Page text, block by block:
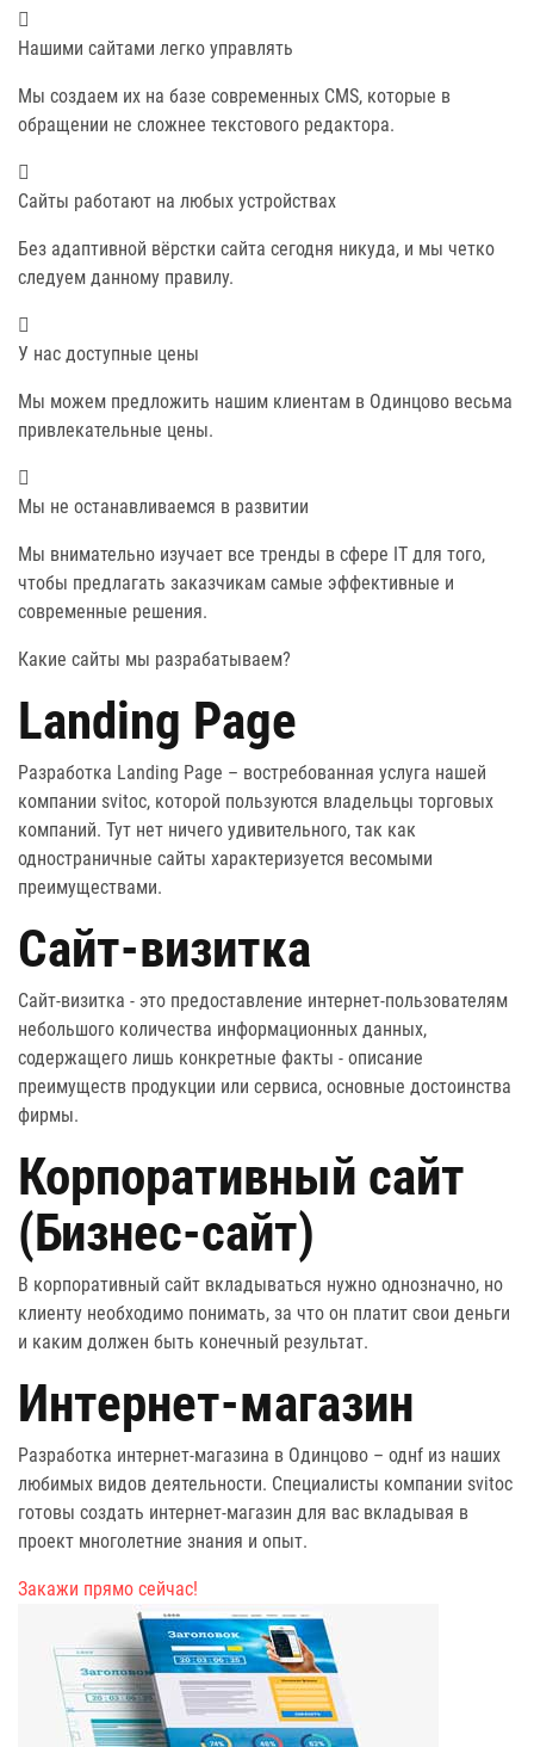
Нашими сайтами легко управлять
Мы создаем их на базе современных CMS, которые в
обращении не сложнее текстового редактора.
Сайты работают на любых устройствах
Без адаптивной вёрстки сайта сегодня никуда, и мы четко
следуем данному правилу.
У нас доступные цены
Мы можем предложить нашим клиентам в Одинцово весьма
привлекательные цены.
Мы не останавливаемся в развитии
Мы внимательно изучает все тренды в сфере IT для того,
чтобы предлагать заказчикам самые эффективные и
современные решения.
Какие сайты мы разрабатываем?
Landing Page
Разработка Landing Page – востребованная услуга нашей
компании svitoc, которой пользуются владельцы торговых
компаний. Тут нет ничего удивительного, так как
одностраничные сайты характеризуется весомыми
преимуществами.
Сайт-визитка
Сайт-визитка - это предоставление интернет-пользователям
небольшого количества информационных данных,
содержащего лишь конкретные факты - описание
преимуществ продукции или сервиса, основные достоинства
фирмы.
Корпоративный сайт
(Бизнес-сайт)
В корпоративный сайт вкладываться нужно однозначно, но
клиенту необходимо понимать, за что он платит свои деньги
и каким должен быть конечный результат.
Интернет-магазин
Разработка интернет-магазина в Одинцово – однf из наших
любимых видов деятельности. Специалисты компании svitoc
готовы создать интернет-магазин для вас вкладывая в
проект многолетние знания и опыт.
Закажи прямо сейчас!